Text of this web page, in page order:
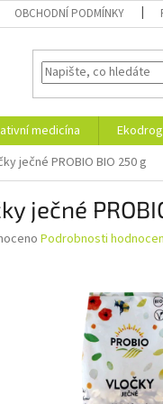
OBCHODNÍ PODMÍNKY
medicína
ječné PROBIO BIO 250 g
ječné
Podrobnosti